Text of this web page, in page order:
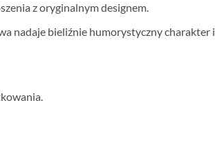
z oryginalnym designem.
nadaje bieliźnie humorystyczny charakter i